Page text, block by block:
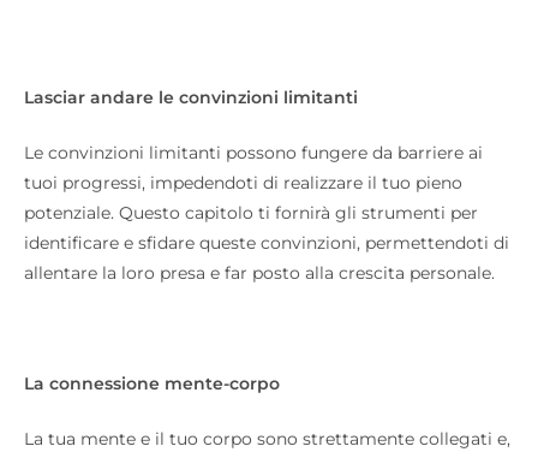
Lasciar andare le convinzioni limitanti
Le convinzioni limitanti possono fungere da barriere ai
tuoi progressi, impedendoti di realizzare il tuo pieno
potenziale. Questo capitolo ti fornirà gli strumenti per
identificare e sfidare queste convinzioni, permettendoti di
allentare la loro presa e far posto alla crescita personale.
La connessione mente-corpo
La tua mente e il tuo corpo sono strettamente collegati e,